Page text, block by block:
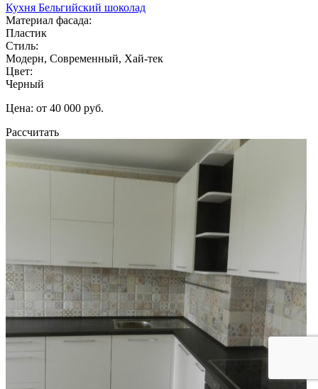
Кухня Бельгийский шоколад
Материал фасада:
Пластик
Стиль:
Модерн, Современный, Хай-тек
Цвет:
Черный
Цена: от 40 000 руб.
Рассчитать